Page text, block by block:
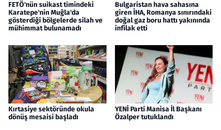
FETÖ'nün suikast timindeki
Karatepe'nin Muğla'da
gösterdiği bölgelerde silah ve
mühimmat bulunamadı
Bulgaristan hava sahasına
giren İHA, Romanya sınırındaki
doğal gaz boru hattı yakınında
infilak etti
Kırtasiye sektöründe okula
dönüş mesaisi başladı
YENİ Parti Manisa İl Başkanı
Özalper tutuklandı